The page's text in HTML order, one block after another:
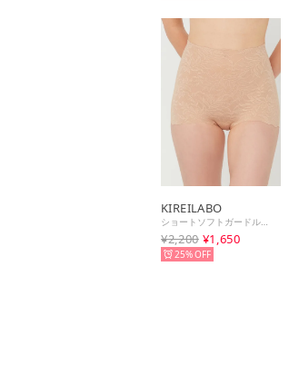
KIREILABO
¥2,200 ¥1,650
25%